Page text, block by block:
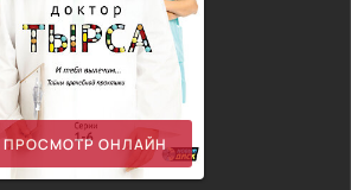
ПРОСМОТР ОНЛАЙН